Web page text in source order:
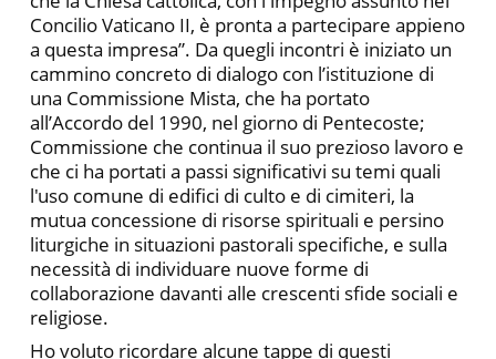
Concilio Vaticano II, è pronta a partecipare appieno
a questa impresa”. Da quegli incontri è iniziato un
cammino concreto di dialogo con l’istituzione di
una Commissione Mista, che ha portato
all’Accordo del 1990, nel giorno di Pentecoste;
Commissione che continua il suo prezioso lavoro e
che ci ha portati a passi significativi su temi quali
l'uso comune di edifici di culto e di cimiteri, la
mutua concessione di risorse spirituali e persino
liturgiche in situazioni pastorali specifiche, e sulla
necessità di individuare nuove forme di
collaborazione davanti alle crescenti sfide sociali e
religiose.
Ho voluto ricordare alcune tappe di questi